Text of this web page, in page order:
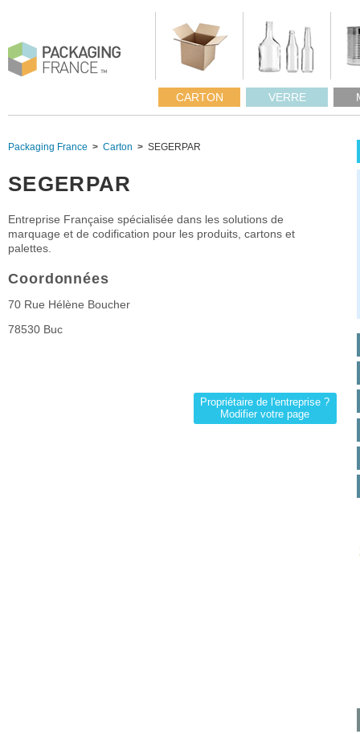
CARTON VERRE
SEGERPAR
Packaging France Carton SEGERPAR
Entreprise Française spécialisée dans les solutions de
marquage et de codification pour les produits, cartons et
palettes.
Coordonnées
70 Rue Hélène Boucher
78530 Buc
Propriétaire de l'entreprise ?
Modifier votre page